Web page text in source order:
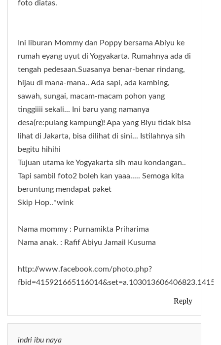
foto diatas.
Ini liburan Mommy dan Poppy bersama Abiyu ke
rumah eyang uyut di Yogyakarta. Rumahnya ada di
tengah pedesaan.Suasanya benar-benar rindang,
hijau di mana-mana.. Ada sapi, ada kambing,
sawah, sungai, macam-macam pohon yang
tinggiiii sekali... Ini baru yang namanya
desa(re:pulang kampung)! Apa yang Biyu tidak bisa
lihat di Jakarta, bisa dilihat di sini... Istilahnya sih
begitu hihihi
Tujuan utama ke Yogyakarta sih mau kondangan..
Tapi sambil foto2 boleh kan yaaa..... Semoga kita
beruntung mendapat paket
Skip Hop..*wink
Nama mommy : Purnamikta Priharima
Nama anak. : Rafif Abiyu Jamail Kusuma
http://www.facebook.com/photo.php?
Reply
indri ibu naya